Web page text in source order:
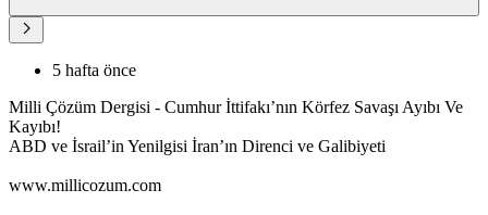
5 hafta önce
Milli Çözüm Dergisi - Cumhur İttifakı’nın Körfez Savaşı Ayıbı Ve
Kayıbı!
ABD ve İsrail’in Yenilgisi İran’ın Direnci ve Galibiyeti
www.millicozum.com